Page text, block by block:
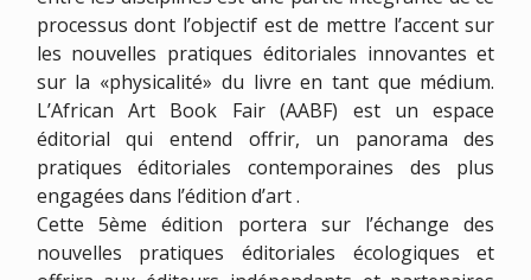
processus dont l’objectif est de mettre l’accent sur
les nouvelles pratiques éditoriales innovantes et
sur la «physicalité» du livre en tant que médium.
L’African Art Book Fair (AABF) est un espace
éditorial qui entend offrir, un panorama des
pratiques éditoriales contemporaines des plus
engagées dans l’édition d’art .
Cette 5ème édition portera sur l’échange des
nouvelles pratiques éditoriales écologiques et